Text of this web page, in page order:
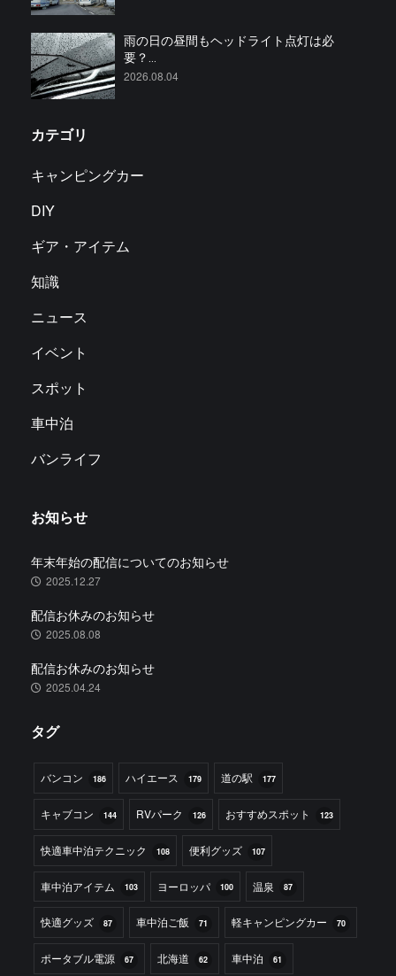
雨の日の昼間もヘッドライト点灯は必
要？...
2026.08.04
カテゴリ
キャンピングカー
DIY
ギア・アイテム
知識
ニュース
イベント
スポット
車中泊
バンライフ
お知らせ
年末年始の配信についてのお知らせ
2025.12.27
配信お休みのお知らせ
2025.08.08
配信お休みのお知らせ
2025.04.24
タグ
バンコン 186 ハイエース 179 道の駅 177
キャブコン 144 RVパーク 126 おすすめスポット 123
快適車中泊テクニック 108 便利グッズ 107
車中泊アイテム 103 ヨーロッパ 100 温泉 87
快適グッズ 87 車中泊ご飯 71 軽キャンピングカー 70
ポータブル電源 67 北海道 62 車中泊 61